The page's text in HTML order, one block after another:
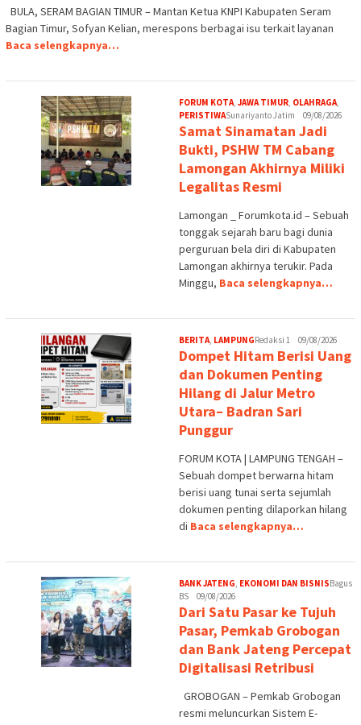
BULA, SERAM BAGIAN TIMUR – Mantan Ketua KNPI Kabupaten Seram
Bagian Timur, Sofyan Kelian, merespons berbagai isu terkait layanan
Baca selengkapnya…
FORUM KOTA, JAWA TIMUR, OLAHRAGA,
PERISTIWASunariyanto Jatim 09/08/2026
Samat Sinamatan Jadi
Bukti, PSHW TM Cabang
Lamongan Akhirnya Miliki
Legalitas Resmi
Lamongan _ Forumkota.id – Sebuah
tonggak sejarah baru bagi dunia
perguruan bela diri di Kabupaten
Lamongan akhirnya terukir. Pada
Minggu, Baca selengkapnya…
BERITA, LAMPUNGRedaksi 1 09/08/2026
Dompet Hitam Berisi Uang
dan Dokumen Penting
Hilang di Jalur Metro
Utara– Badran Sari
Punggur
FORUM KOTA | LAMPUNG TENGAH –
Sebuah dompet berwarna hitam
berisi uang tunai serta sejumlah
dokumen penting dilaporkan hilang
di Baca selengkapnya…
BANK JATENG, EKONOMI DAN BISNISBagus
BS
09/08/2026
Dari Satu Pasar ke Tujuh
Pasar, Pemkab Grobogan
dan Bank Jateng Percepat
Digitalisasi Retribusi
GROBOGAN – Pemkab Grobogan
resmi meluncurkan Sistem E-